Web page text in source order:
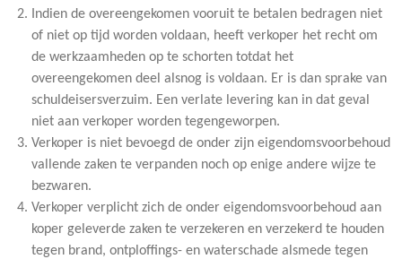
Indien de overeengekomen vooruit te betalen bedragen niet
of niet op tijd worden voldaan, heeft verkoper het recht om
de werkzaamheden op te schorten totdat het
overeengekomen deel alsnog is voldaan. Er is dan sprake van
schuldeisersverzuim. Een verlate levering kan in dat geval
niet aan verkoper worden tegengeworpen.
Verkoper is niet bevoegd de onder zijn eigendomsvoorbehoud
vallende zaken te verpanden noch op enige andere wijze te
bezwaren.
Verkoper verplicht zich de onder eigendomsvoorbehoud aan
koper geleverde zaken te verzekeren en verzekerd te houden
tegen brand, ontploffings- en waterschade alsmede tegen